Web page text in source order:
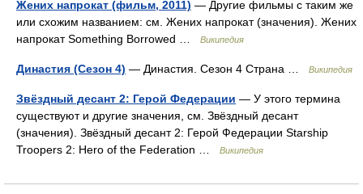
Жених напрокат (фильм, 2011) — Другие фильмы с таким же
или схожим названием: см. Жених напрокат (значения). Жених
напрокат Something Borrowed …
Википедия
Династия (Сезон 4) — Династия. Сезон 4 Страна … Википедия
Звёздный десант 2: Герой Федерации — У этого термина
существуют и другие значения, см. Звёздный десант
(значения). Звёздный десант 2: Герой Федерации Starship
Troopers 2: Hero of the Federation …
Википедия